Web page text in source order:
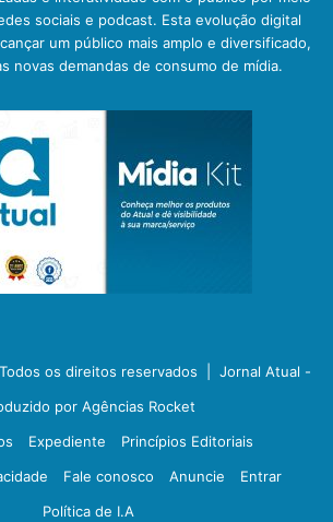
sociais e podcast. Esta evolução digital
um público mais amplo e diversificado,
novas demandas de consumo de mídia.
os direitos reservados | Jornal Atual -
por Agências Rocket
Expediente
Princípios Editoriais
Fale conosco Anuncie
Entrar
Política de I.A